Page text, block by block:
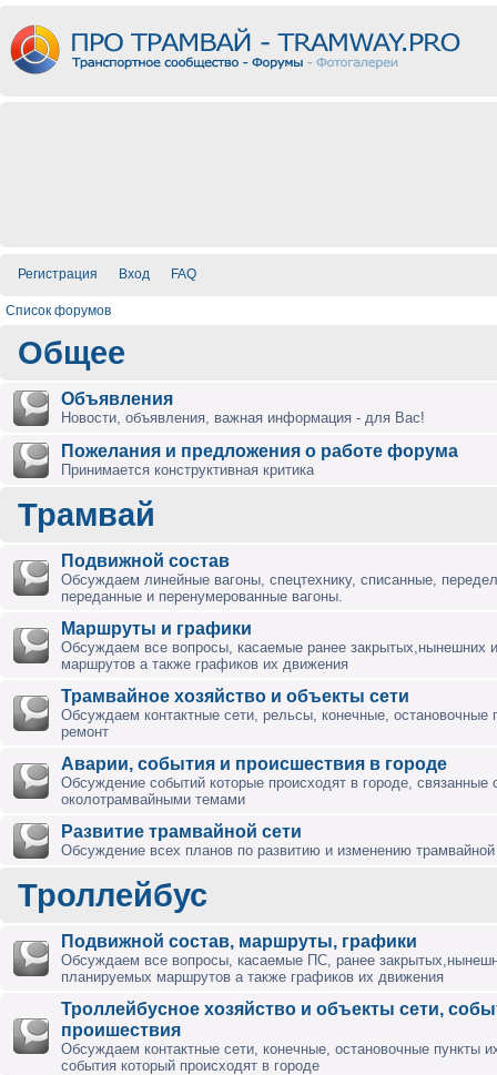
Регистрация Вход FAQ
Список форумов
Общее
Объявления
Новости, объявления, важная информация - для Вас!
Пожелания и предложения о работе форума
Принимается конструктивная критика
Трамвай
Подвижной состав
Обсуждаем линейные вагоны, спецтехнику, списанные,
переданные и перенумерованные вагоны.
Маршруты и графики
Обсуждаем все вопросы, касаемые ранее закрытых,нынешних
маршрутов а также графиков их движения
Трамвайное хозяйство и объекты сети
Обсуждаем контактные сети, рельсы, конечные, остановочные
ремонт
Аварии, события и происшествия в городе
Обсуждение событий которые происходят в городе, связанные
околотрамвайными темами
Развитие трамвайной сети
Обсуждение всех планов по развитию и изменению трамвайной
Троллейбус
Подвижной состав, маршруты, графики
Обсуждаем все вопросы, касаемые ПС, ранее
планируемых маршрутов а также графиков их движения
Троллейбусное хозяйство и объекты сети,
проишествия
Обсуждаем контактные сети, конечные, остановочные пункты
события который происходят в городе